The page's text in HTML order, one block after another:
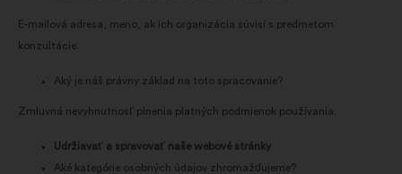
E-mailová adresa, meno, ak ich organizácia súvisí s predmetom
konzultácie.
Aký je náš právny základ na toto spracovanie?
Zmluvná nevyhnutnosť plnenia platných podmienok používania.
Udržiavať a spravovať naše webové stránky
Aké kategórie osobných údajov zhromažďujeme?